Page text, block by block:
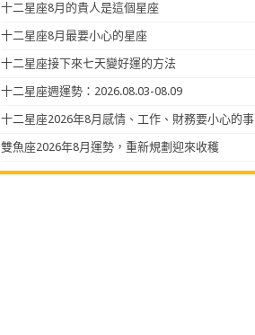
十二星座8月的貴人是這個星座
十二星座8月最要小心的星座
十二星座接下來七天變好運的方法
十二星座週運勢：2026.08.03-08.09
十二星座2026年8月感情、工作、財務要小心的事
雙魚座2026年8月運勢，重新規劃迎來收穫